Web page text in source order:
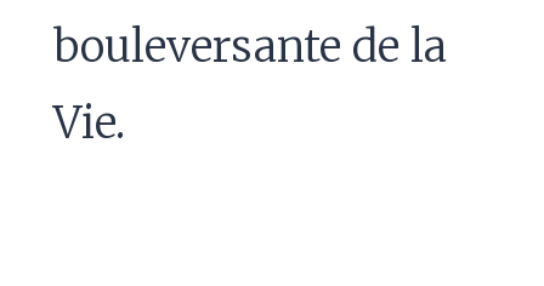
bouleversante de la
Vie.